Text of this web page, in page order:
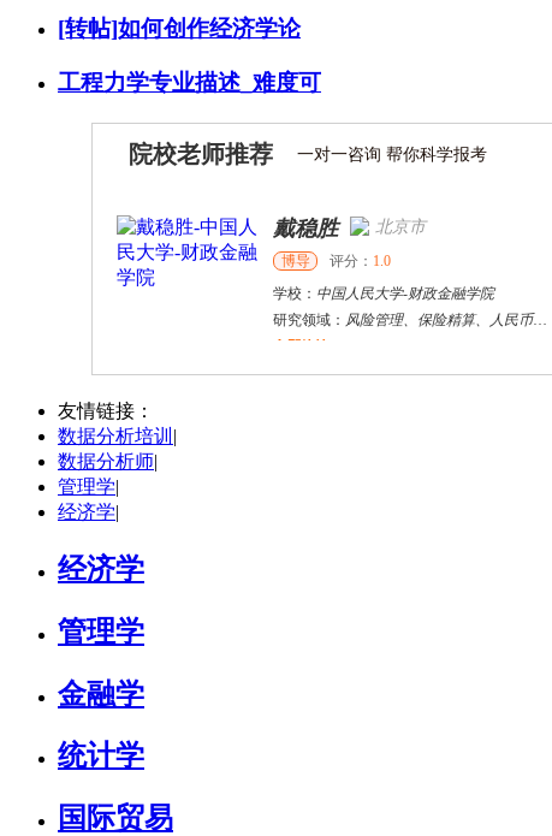
[转帖]如何创作经济学论
工程力学专业描述_难度可
院校老师推荐 一对一咨询 帮你科学报考
戴稳胜 北京市
博导 评分： 1.0
学校： 中国人民大学-财政金融学院
研究领域： 风险管理、保险精算、人民币国际化
立即咨询
陈传红 武汉市
友情链接：
数据分析培训 |
数据分析师|
管理学|
经济学|
经济学
管理学
金融学
统计学
国际贸易